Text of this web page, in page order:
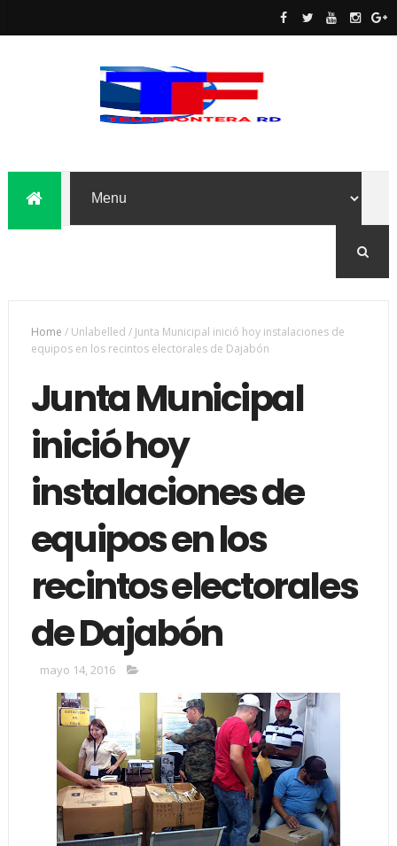
Home /Unlabelled / Junta Municipal inició hoy instalaciones de
equipos en los recintos electorales de Dajabón
Junta Municipal
inició hoy
instalaciones de
equipos en los
recintos electorales
de Dajabón
mayo 14, 2016